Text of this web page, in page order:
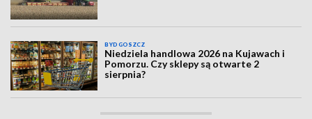
BYDGOSZCZ
Niedziela handlowa 2026 na Kujawach i
Pomorzu. Czy sklepy są otwarte 2
sierpnia?